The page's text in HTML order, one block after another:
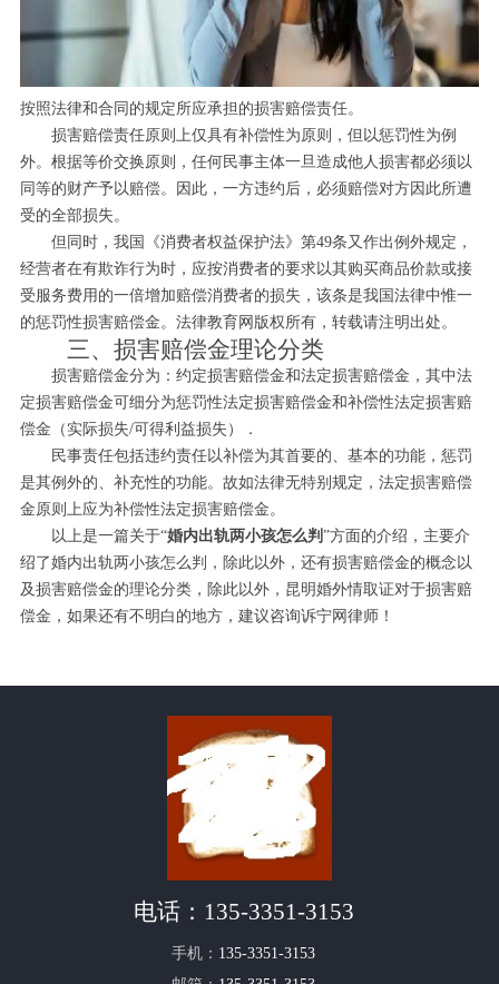
按照法律和合同的规定所应承担的损害赔偿责任。
损害赔偿责任原则上仅具有补偿性为原则，但以惩罚性为例
外。根据等价交换原则，任何民事主体一旦造成他人损害都必须以
同等的财产予以赔偿。因此，一方违约后，必须赔偿对方因此所遭
受的全部损失。
但同时，我国《消费者权益保护法》第49条又作出例外规定，
经营者在有欺诈行为时，应按消费者的要求以其购买商品价款或接
受服务费用的一倍增加赔偿消费者的损失，该条是我国法律中惟一
的惩罚性损害赔偿金。法律教育网版权所有，转载请注明出处。
三、损害赔偿金理论分类
损害赔偿金分为：约定损害赔偿金和法定损害赔偿金，其中法
定损害赔偿金可细分为惩罚性法定损害赔偿金和补偿性法定损害赔
偿金（实际损失/可得利益损失）．
民事责任包括违约责任以补偿为其首要的、基本的功能，惩罚
是其例外的、补充性的功能。故如法律无特别规定，法定损害赔偿
金原则上应为补偿性法定损害赔偿金。
以上是一篇关于“婚内出轨两小孩怎么判 ”方面的介绍，主要介
绍了婚内出轨两小孩怎么判，除此以外，还有损害赔偿金的概念以
及损害赔偿金的理论分类，除此以外，昆明婚外情取证对于损害赔
偿金，如果还有不明白的地方，建议咨询诉宁网律师！
电话： 135-3351-3153
手机： 135-3351-3153